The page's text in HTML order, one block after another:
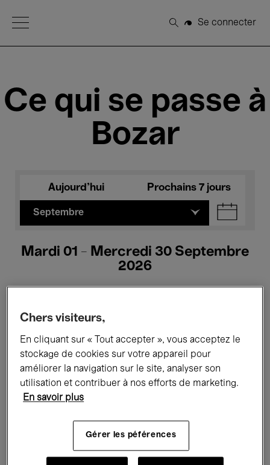
Open Menu
Rechercher
Se connecter
Ce qui se passe à
Bozar
Aujourd'hui Prochains 7 jours
Septembre
Mardi 01 - Mercredi 30 Septembre
2026
Tous les événements Concerts
Expositions Films Performances
Rencontres & Débats
Musique classique Global Music
Musique électronique
Chers visiteurs,
En cliquant sur « Tout accepter », vous acceptez le
stockage de cookies sur votre appareil pour
améliorer la navigation sur le site, analyser son
utilisation et contribuer à nos efforts de marketing.
En savoir plus
Gérer les péférences